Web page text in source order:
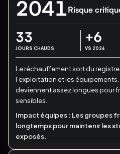
2041Risque
33
JOURS CHAUDS
+6
VS 2026
Le réchauffement sort du registre
l’exploitation et les équipements.
deviennent assez longues pour
sensibles.
Impact équipes : Les groupes
longtemps pour maintenir les
exposés.